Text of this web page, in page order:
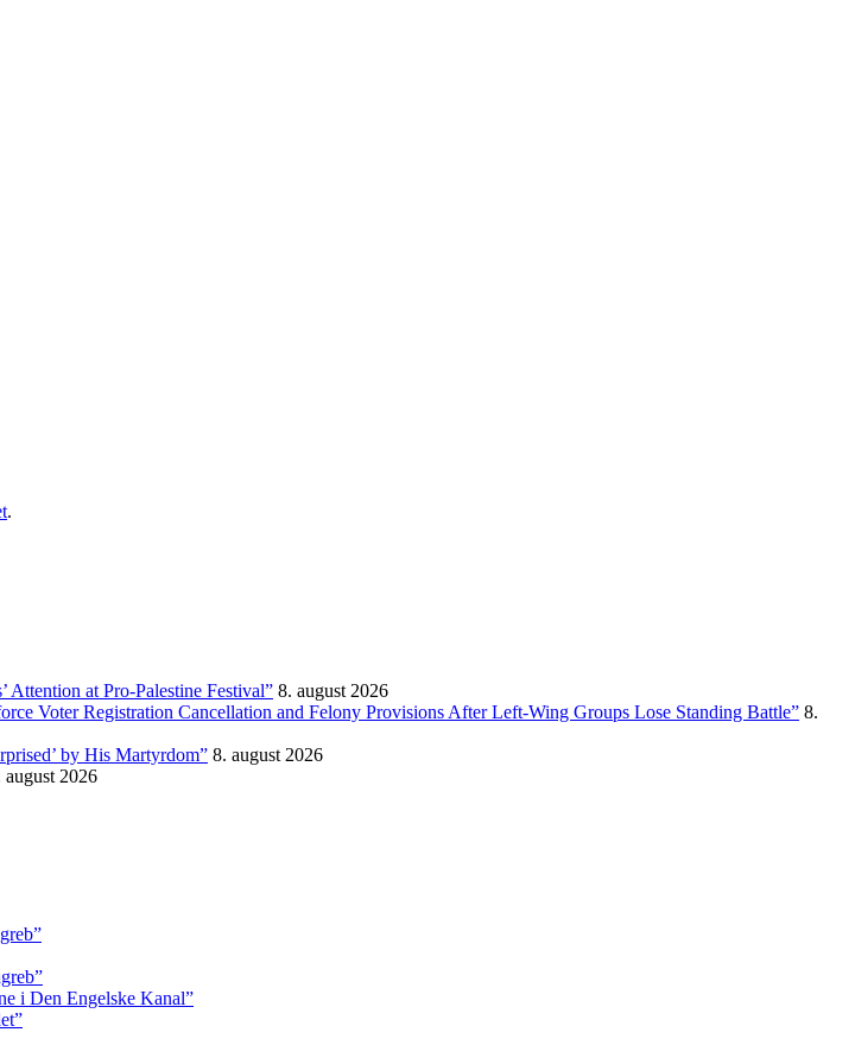
.
at Pro-Palestine Festival” 8. august 2026
Voter Registration Cancellation and Felony Provisions After Left-Wing Groups Lose Standing Battle” 8.
by His Martyrdom” 8. august 2026
august 2026
i Den Engelske Kanal”